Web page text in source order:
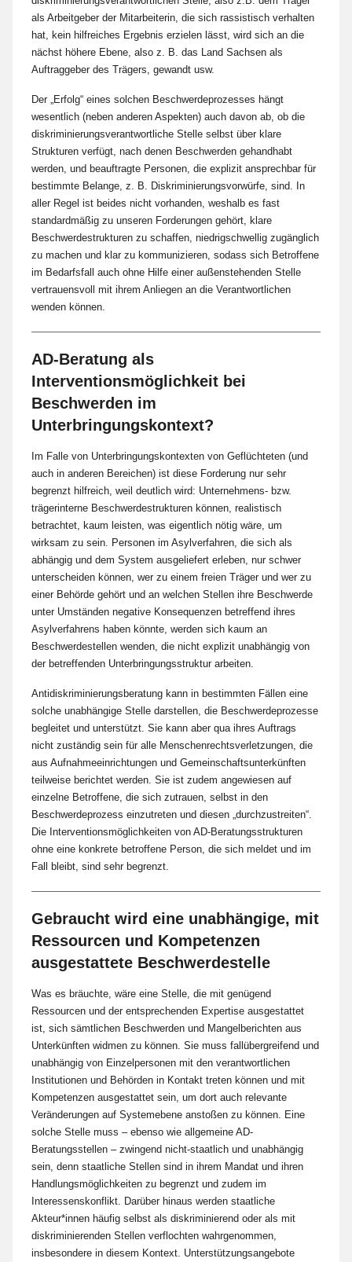
als Arbeitgeber der Mitarbeiterin, die sich rassistisch verhalten
hat, kein hilfreiches Ergebnis erzielen lässt, wird sich an die
nächst höhere Ebene, also z. B. das Land Sachsen als
Auftraggeber des Trägers, gewandt usw.
Der „Erfolg“ eines solchen Beschwerdeprozesses hängt
wesentlich (neben anderen Aspekten) auch davon ab, ob die
diskriminierungsverantwortliche Stelle selbst über klare
Strukturen verfügt, nach denen Beschwerden gehandhabt
werden, und beauftragte Personen, die explizit ansprechbar für
bestimmte Belange, z. B. Diskriminierungsvorwürfe, sind. In
aller Regel ist beides nicht vorhanden, weshalb es fast
standardmäßig zu unseren Forderungen gehört, klare
Beschwerdestrukturen zu schaffen, niedrigschwellig zugänglich
zu machen und klar zu kommunizieren, sodass sich Betroffene
im Bedarfsfall auch ohne Hilfe einer außenstehenden Stelle
vertrauensvoll mit ihrem Anliegen an die Verantwortlichen
wenden können.
AD-Beratung als
Interventionsmöglichkeit bei
Beschwerden im
Unterbringungskontext?
Im Falle von Unterbringungskontexten von Geflüchteten (und
auch in anderen Bereichen) ist diese Forderung nur sehr
begrenzt hilfreich, weil deutlich wird: Unternehmens- bzw.
trägerinterne Beschwerdestrukturen können, realistisch
betrachtet, kaum leisten, was eigentlich nötig wäre, um
wirksam zu sein. Personen im Asylverfahren, die sich als
abhängig und dem System ausgeliefert erleben, nur schwer
unterscheiden können, wer zu einem freien Träger und wer zu
einer Behörde gehört und an welchen Stellen ihre Beschwerde
unter Umständen negative Konsequenzen betreffend ihres
Asylverfahrens haben könnte, werden sich kaum an
Beschwerdestellen wenden, die nicht explizit unabhängig von
der betreffenden Unterbringungsstruktur arbeiten.
Antidiskriminierungsberatung kann in bestimmten Fällen eine
solche unabhängige Stelle darstellen, die Beschwerdeprozesse
begleitet und unterstützt. Sie kann aber qua ihres Auftrags
nicht zuständig sein für alle Menschenrechtsverletzungen, die
aus Aufnahmeeinrichtungen und Gemeinschaftsunterkünften
teilweise berichtet werden. Sie ist zudem angewiesen auf
einzelne Betroffene, die sich zutrauen, selbst in den
Beschwerdeprozess einzutreten und diesen „durchzustreiten“.
Die Interventionsmöglichkeiten von AD-Beratungsstrukturen
ohne eine konkrete betroffene Person, die sich meldet und im
Fall bleibt, sind sehr begrenzt.
Gebraucht wird eine unabhängige, mit
Ressourcen und Kompetenzen
ausgestattete Beschwerdestelle
Was es bräuchte, wäre eine Stelle, die mit genügend
Ressourcen und der entsprechenden Expertise ausgestattet
ist, sich sämtlichen Beschwerden und Mangelberichten aus
Unterkünften widmen zu können. Sie muss fallübergreifend und
unabhängig von Einzelpersonen mit den verantwortlichen
Institutionen und Behörden in Kontakt treten können und mit
Kompetenzen ausgestattet sein, um dort auch relevante
Veränderungen auf Systemebene anstoßen zu können. Eine
solche Stelle muss – ebenso wie allgemeine AD-
Beratungsstellen – zwingend nicht-staatlich und unabhängig
sein, denn staatliche Stellen sind in ihrem Mandat und ihren
Handlungsmöglichkeiten zu begrenzt und zudem im
Interessenskonflikt. Darüber hinaus werden staatliche
Akteur*innen häufig selbst als diskriminierend oder als mit
diskriminierenden Stellen verflochten wahrgenommen,
insbesondere in diesem Kontext. Unterstützungsangebote